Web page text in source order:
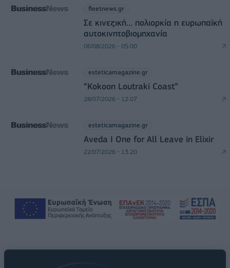
fleetnews.gr
Σε κινεζική… πολιορκία η ευρωπαϊκή
αυτοκινητοβιομηχανία
06/08/2026 - 05:00
esteticamagazine.gr
“Kokoon Loutraki Coast”
28/07/2026 - 12:07
esteticamagazine.gr
Aveda I One for All Leave in Elixir
22/07/2026 - 13:20